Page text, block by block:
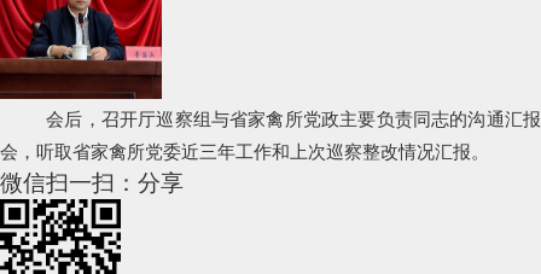
会后，召开厅巡察组与省家禽所党政主要负责同志的沟通汇报
会，听取省家禽所党委近三年工作和上次巡察整改情况汇报。
微信扫一扫：分享